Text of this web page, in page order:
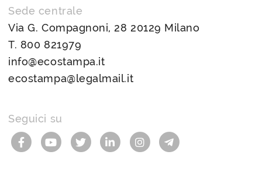
Sede centrale
Via G. Compagnoni, 28 20129 Milano
T. 800 821979
info@ecostampa.it
ecostampa@legalmail.it
Seguici su